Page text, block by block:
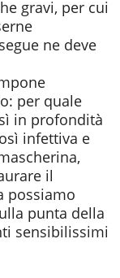
gravi, per cui
ne deve
per quale
in profondità
infettiva e
il
possiamo
punta della
sensibilissimi